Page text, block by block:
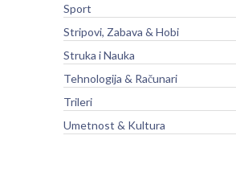
Sport
Stripovi, Zabava & Hobi
Struka i Nauka
Tehnologija & Računari
Trileri
Umetnost & Kultura